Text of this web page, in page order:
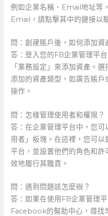
例如企業名稱、Email地址等
Email，請點擊其中的鏈接以
問：創建賬戶後，如何添加資
答：登入您的FB企業管理平
「業務設定」來添加資產。
添加的資產類型，如廣告賬
操作。
問：怎樣管理使用者和權限？
答：在企業管理平台中，您
用者」板塊。在這裡，您可
平台，並設置他們的角色和
效地履行其職責。
問：遇到問題該怎麼辦？
答：如果在使用FB企業管理
Facebook的幫助中心，尋找